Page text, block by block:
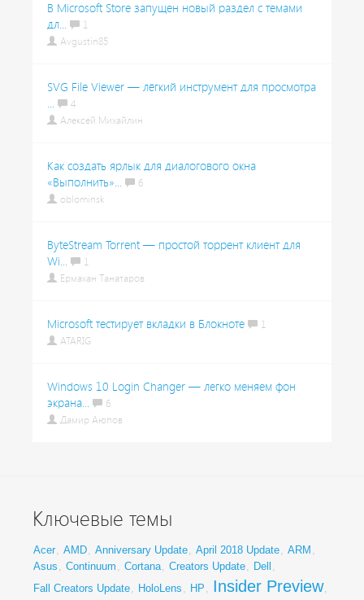
В Microsoft Store запущен новый раздел с темами
дл...
1
Avgustin85
SVG File Viewer — лёгкий инструмент для просмотра
...
4
Алексей Михайлин
Как создать ярлык для диалогового окна
«Выполнить»...
6
oblominsk
ByteStream Torrent — простой торрент клиент для
Wi...
1
Ермахан Танатаров
Microsoft тестирует вкладки в Блокноте
1
ATARIG
Windows 10 Login Changer — легко меняем фон
экрана...
6
Дамир Аюпов
Ключевые темы
Acer, AMD, Anniversary Update, April 2018 Update, ARM ,
Asus , Continuum , Cortana, Creators Update, Dell ,
Fall Creators Update, HoloLens , HP , Insider Preview,